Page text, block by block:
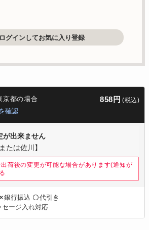
ログインしてお気に入り登録
京都の場合 858円 (税込)
確認
が出来ません
たは佐川】
荷後の変更が可能な場合があります(通知が
×銀行振込 〇代引き
セージ入れ対応